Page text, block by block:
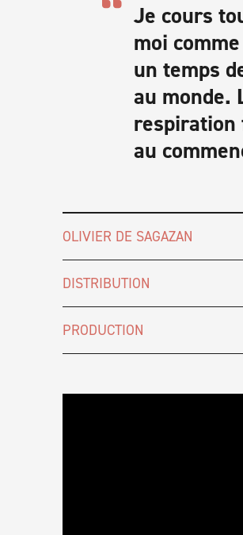
Je cours
moi
un temps
au monde.
respiration
au
OLIVIER DE SAGAZAN
DISTRIBUTION
PRODUCTION